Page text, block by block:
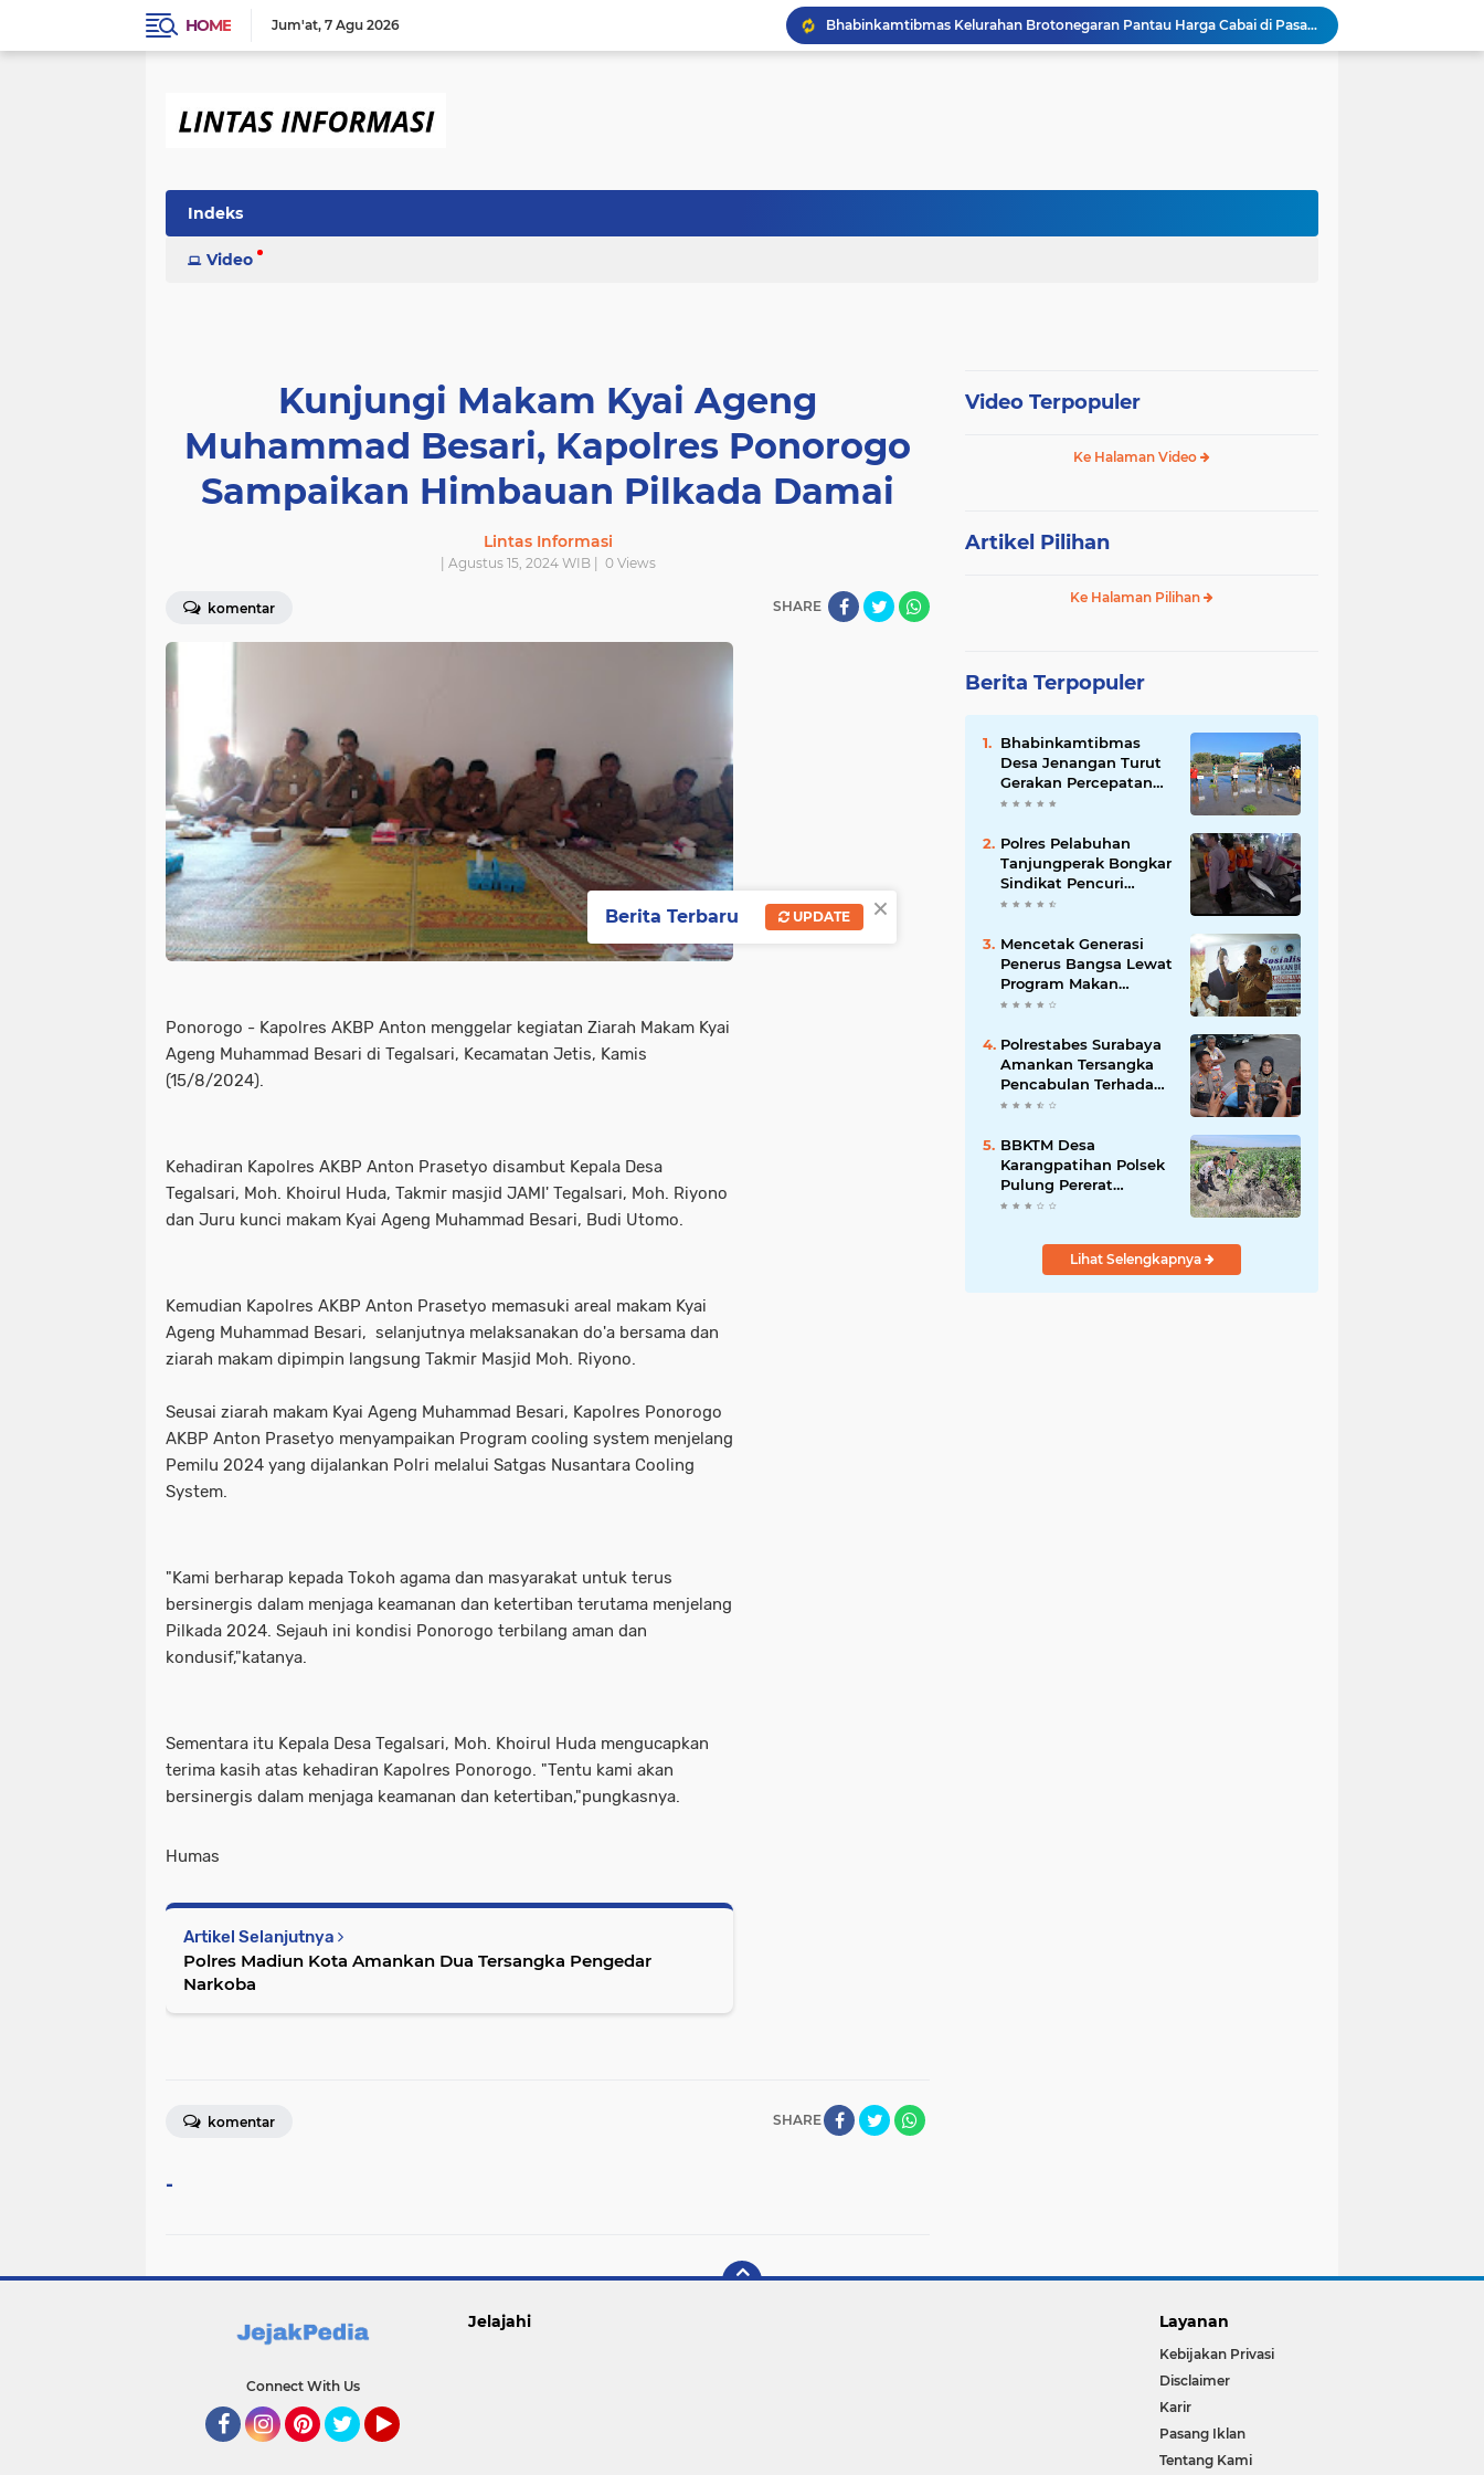
HOME Jum'at 7 Agu 2026
Bhabinkamtibmas Kelurahan Brotonegaran Pantau Harga Cabai di Pasar, Wujud Dukungan Polri terhadap Ketahanan Pangan
Bhabinkamtibmas Kelurahan Brotonegaran Tinjau Kebun Nanas Warga, Perkuat Dukungan Polri terhadap Ketahanan Pangan
Bhabinkamtibmas Desa Gundik Polsek Slahung Sambangi Lahan Padi, Perkuat Komitmen Dukung Ketahanan Pangan
Indeks
Video
Kunjungi Makam Kyai Ageng
Muhammad Besari, Kapolres Ponorogo
Sampaikan Himbauan Pilkada Damai
Lintas Informasi
| Agustus 15, 2024 WIB | 0Views
komentar SHARE
Ponorogo - Kapolres AKBP Anton menggelar kegiatan Ziarah Makam Kyai
Ageng Muhammad Besari di Tegalsari, Kecamatan Jetis, Kamis
(15/8/2024).
Kehadiran Kapolres AKBP Anton Prasetyo disambut Kepala Desa
Tegalsari, Moh. Khoirul Huda, Takmir masjid JAMI' Tegalsari, Moh. Riyono
dan Juru kunci makam Kyai Ageng Muhammad Besari, Budi Utomo.
Kemudian Kapolres AKBP Anton Prasetyo memasuki areal makam Kyai
Ageng Muhammad Besari, selanjutnya melaksanakan do'a bersama dan
ziarah makam dipimpin langsung Takmir Masjid Moh. Riyono.
Seusai ziarah makam Kyai Ageng Muhammad Besari, Kapolres Ponorogo
AKBP Anton Prasetyo menyampaikan Program cooling system menjelang
Pemilu 2024 yang dijalankan Polri melalui Satgas Nusantara Cooling
System.
"Kami berharap kepada Tokoh agama dan masyarakat untuk terus
bersinergis dalam menjaga keamanan dan ketertiban terutama menjelang
Pilkada 2024. Sejauh ini kondisi Ponorogo terbilang aman dan
kondusif,"katanya.
Sementara itu Kepala Desa Tegalsari, Moh. Khoirul Huda mengucapkan
terima kasih atas kehadiran Kapolres Ponorogo. "Tentu kami akan
bersinergis dalam menjaga keamanan dan ketertiban,"pungkasnya.
Humas
Artikel Selanjutnya
Polres Madiun Kota Amankan Dua Tersangka Pengedar
Narkoba
SHARE
komentar
-
Video Terpopuler
Ke Halaman Video
Artikel Pilihan
Ke Halaman Pilihan
Berita Terpopuler
Bhabinkamtibmas
Desa Jenangan Turut
Gerakan Percepatan
Tanam, Polri Siap
Pangan Kabupaten
Ponorogo
Polres Pelabuhan
Tanjungperak Bongkar
Sindikat Pencuri
Belasan Unit AC,
Diamankan
Mencetak Generasi
Penerus Bangsa Lewat
Program Makan
Bergizi Gratis
Polrestabes Surabaya
Amankan Tersangka
Pencabulan Terhadap
Tujuh Anak Dibawah
BBKTM Desa
Karangpatihan Polsek
Pulung Pererat
Silaturahmi Bersama
Kamtibmas yang
Lihat Selengkapnya
Connect With Us
Jelajahi Layanan
Kebijakan Privasi
Disclaimer
Karir
Pasang Iklan
Tentang Kami
×
Berita Terbaru UPDATE